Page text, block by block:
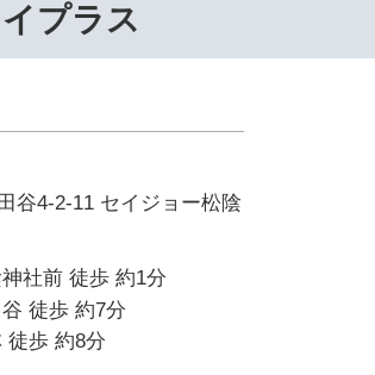
プラス
谷4-2-11 セイジョー松陰
社前 徒歩 約1分
徒歩 約7分
徒歩 約8分